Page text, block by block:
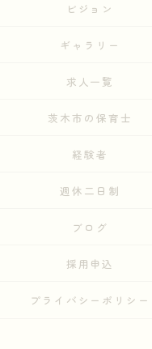
ビジョン
ギャラリー
求人一覧
茨木市の保育士
経験者
週休二日制
ブログ
採用申込
プライバシーポリシー